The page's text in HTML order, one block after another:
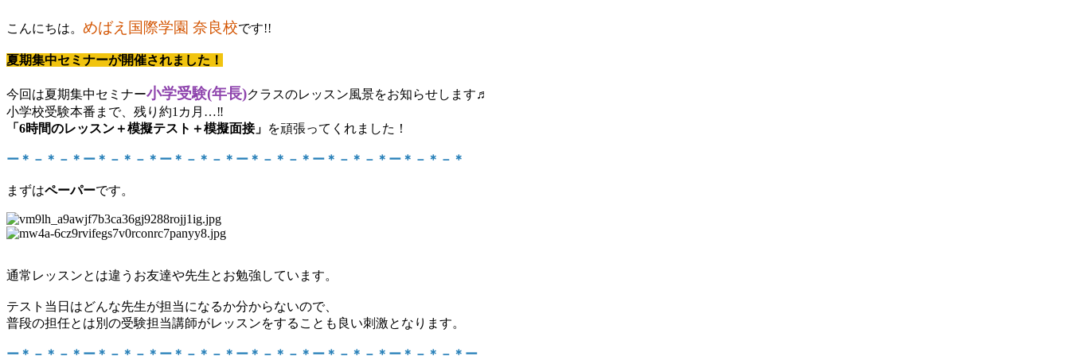
こんにちは。 めばえ国際学園 奈良校です!!
夏期集中セミナーが開催されました！
今回は夏期集中セミナー小学受験(年長)クラスのレッスン風景をお知らせします♬
小学校受験本番まで、残り約1カ月…‼
「6時間のレッスン＋模擬テスト＋模擬面接」 を頑張ってくれました！
ー＊－＊－＊ー＊－＊－＊ー＊－＊－＊ー＊－＊－＊ー＊－＊－＊ー＊－＊－＊
まずはペーパーです。
通常レッスンとは違うお友達や先生とお勉強しています。
テスト当日はどんな先生が担当になるか分からないので、
普段の担任とは別の受験担当講師がレッスンをすることも良い刺激となります。